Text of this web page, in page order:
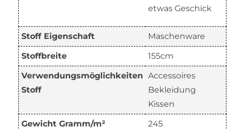
etwas Geschick
Stoff Eigenschaft Maschenware
Stoffbreite 155cm
Verwendungsmöglichkeiten
Stoff
Accessoires
Bekleidung
Kissen
Gewicht Gramm/m² 245